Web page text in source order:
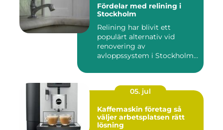
Fördelar med relining i
Stockholm
Relining har blivit ett
populärt alternativ vid
renovering av
avloppssystem i Stockholm.
05. jul
Kaffemaskin företag så
väljer arbetsplatsen rätt
lösning